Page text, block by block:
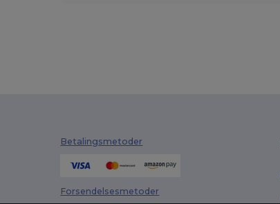
Betalingsmetoder
Forsendelsesmetoder